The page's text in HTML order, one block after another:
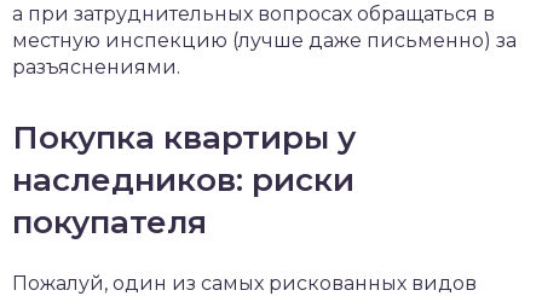
а при затруднительных вопросах обращаться в
местную инспекцию (лучше даже письменно) за
разъяснениями.
Покупка квартиры у
наследников: риски
покупателя
Пожалуй, один из самых рискованных видов